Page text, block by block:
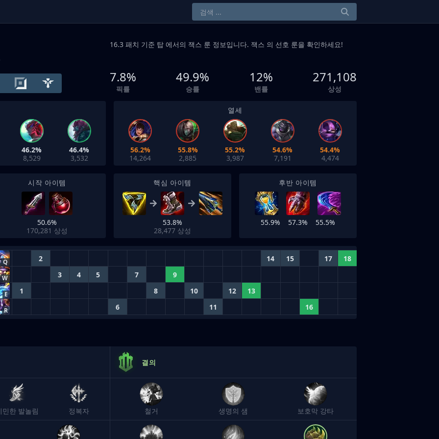
16.3 패치 기준 탑 에서의 잭스 룬 정보입니다. 잭스 의 선호 룬을 확인하세요!
7.8%
픽률
49.9%
승률
12%
밴률
271,108
상성
46.2%
8,529
46.4%
3,532
열세
56.2%
14,264
55.8%
2,885
55.2%
3,987
54.6%
7,191
54.4%
4,474
시작 아이템
50.6%
170,281 상성
핵심 아이템
53.8%
28,477 상성
후반 아이템
55.9% 57.3% 55.5%
Q 2 14 15 17 18
W 3 4 5 7 9
E 1 8 10 12 13
R 6 11 16
민한 발놀림 정복자
결의
철거 생명의 샘 보호막 강타